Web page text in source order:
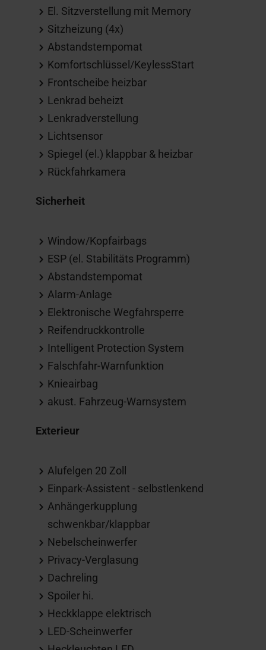
El. Sitzverstellung mit Memory
Sitzheizung (4x)
Abstandstempomat
Komfortschlüssel/KeylessStart
Frontscheibe heizbar
Lenkrad beheizt
Lenkradverstellung
Lichtsensor
Spiegel (el.) klappbar & heizbar
Rückfahrkamera
Sicherheit
Window/Kopfairbags
ESP (el. Stabilitäts Programm)
Abstandstempomat
Alarm-Anlage
Elektronische Wegfahrsperre
Reifendruckkontrolle
Intelligent Protection System
Falschfahr-Warnfunktion
Knieairbag
akust. Fahrzeug-Warnsystem
Exterieur
Alufelgen 20 Zoll
Einpark-Assistent - selbstlenkend
Anhängerkupplung
schwenkbar/klappbar
Nebelscheinwerfer
Privacy-Verglasung
Dachreling
Spoiler hi.
Heckklappe elektrisch
LED-Scheinwerfer